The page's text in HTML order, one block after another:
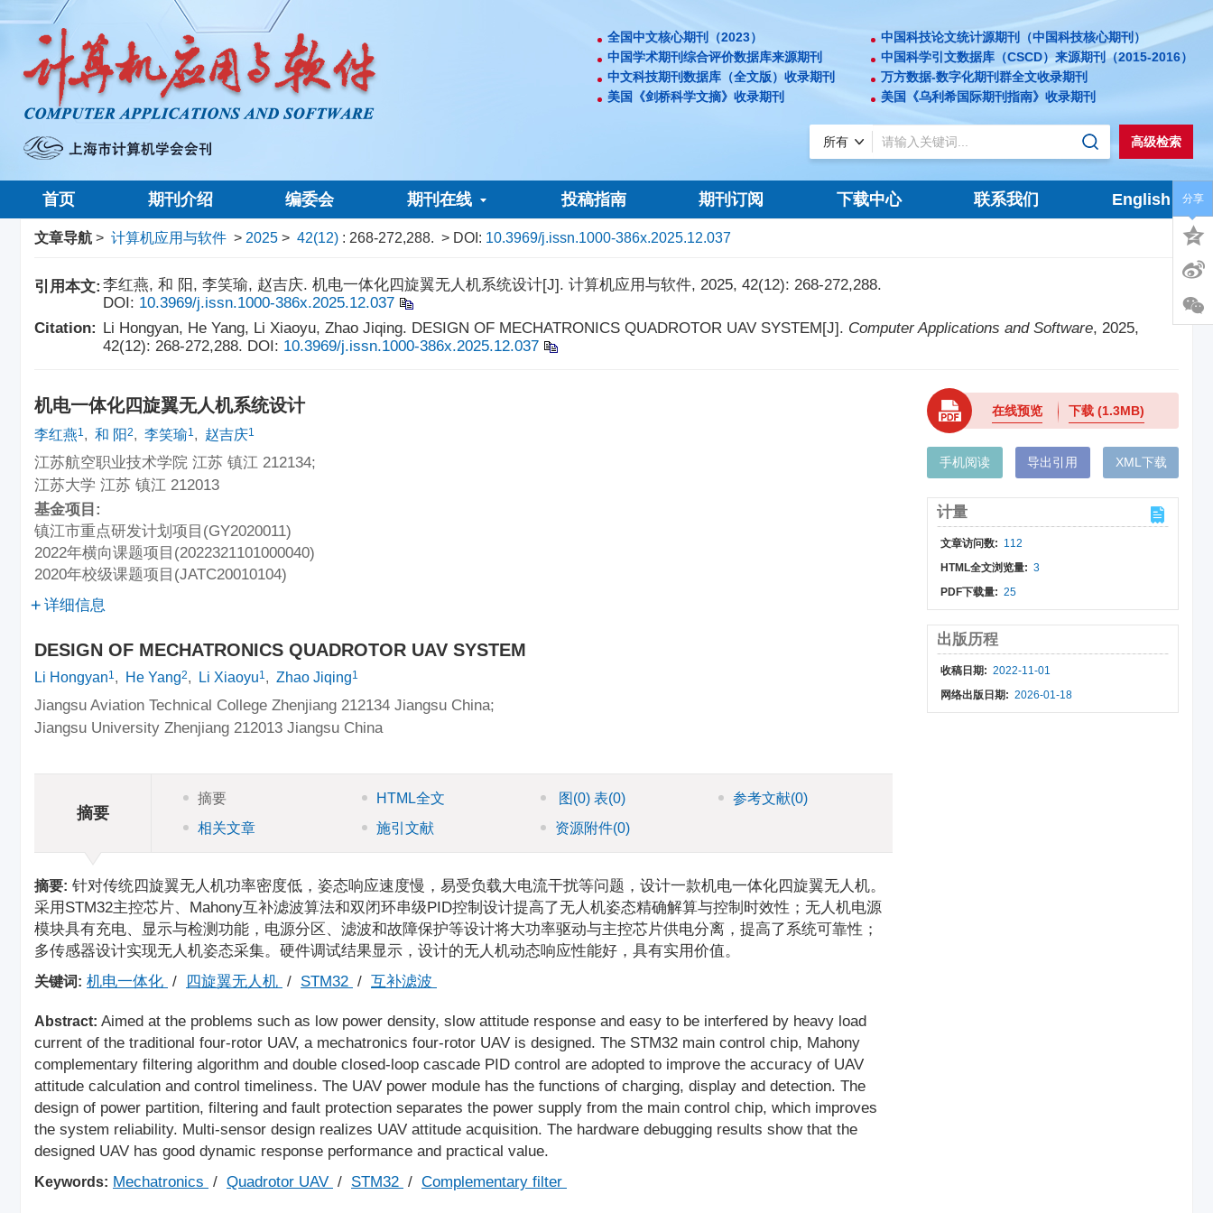
中国科技论文统计源期刊（中国科技核心期刊）
中国科学引文数据库（CSCD）来源期刊（2015-2016）
万方数据-数字化期刊群全文收录期刊
美国《乌利希国际期刊指南》收录期刊
全国中文核心期刊（2023）
中国学术期刊综合评价数据库来源期刊
中文科技期刊数据库（全文版）收录期刊
美国《剑桥科学文摘》收录期刊
高级检索
首页 期刊介绍 编委会 期刊在线 投稿指南 期刊订阅 下载中心 联系我们 English
文章导航 > 计算机应用与软件 > 2025 > 42(12) : 268-272,288. > DOI: 10.3969/j.issn.1000-386x.2025.12.037
引用本文: 李红燕, 和 阳, 李笑瑜, 赵吉庆. 机电一体化四旋翼无人机系统设计[J]. 计算机应用与软件, 2025, 42(12): 268-272,288.
DOI: 10.3969/j.issn.1000-386x.2025.12.037
Citation: Li Hongyan, He Yang, Li Xiaoyu, Zhao Jiqing. DESIGN OF MECHATRONICS QUADROTOR UAV SYSTEM[J]. Computer Applications and Software, 2025,
42(12): 268-272,288. DOI: 10.3969/j.issn.1000-386x.2025.12.037
机电一体化四旋翼无人机系统设计
李红燕1, 和 阳2, 李笑瑜1, 赵吉庆1
江苏航空职业技术学院 江苏 镇江 212134;
江苏大学 江苏 镇江 212013
基金项目:
镇江市重点研发计划项目(GY2020011)
2022年横向课题项目(2022321101000040)
2020年校级课题项目(JATC20010104)
详细信息
DESIGN OF MECHATRONICS QUADROTOR UAV SYSTEM
Li Hongyan1, He Yang2, Li Xiaoyu1, Zhao Jiqing1
Jiangsu Aviation Technical College Zhenjiang 212134 Jiangsu China;
Jiangsu University Zhenjiang 212013 Jiangsu China
摘要
摘要 HTML全文 图 (0)表(0) 参考文献(0)
相关文章
施引文献 资源附件(0)
摘要: 针对传统四旋翼无人机功率密度低，姿态响应速度慢，易受负载大电流干扰等问题，设计一款机电一体化四旋翼无人机。
采用STM32主控芯片、Mahony互补滤波算法和双闭环串级PID控制设计提高了无人机姿态精确解算与控制时效性；无人机电源
模块具有充电、显示与检测功能，电源分区、滤波和故障保护等设计将大功率驱动与主控芯片供电分离，提高了系统可靠性；
多传感器设计实现无人机姿态采集。硬件调试结果显示，设计的无人机动态响应性能好，具有实用价值。
关键词: 机电一体化 / 四旋翼无人机 / STM32 / 互补滤波
Abstract: Aimed at the problems such as low power density, slow attitude response and easy to be interfered by heavy load
current of the traditional four-rotor UAV, a mechatronics four-rotor UAV is designed. The STM32 main control chip, Mahony
complementary filtering algorithm and double closed-loop cascade PID control are adopted to improve the accuracy of UAV
attitude calculation and control timeliness. The UAV power module has the functions of charging, display and detection. The
design of power partition, filtering and fault protection separates the power supply from the main control chip, which improves
the system reliability. Multi-sensor design realizes UAV attitude acquisition. The hardware debugging results show that the
designed UAV has good dynamic response performance and practical value.
Keywords: Mechatronics / Quadrotor UAV / STM32 / Complementary filter
在线预览 下载(1.3MB)
手机阅读 导出引用 XML下载
计量
文章访问数: 112
HTML全文浏览量: 3
PDF下载量: 25
出版历程
收稿日期: 2022-11-01
网络出版日期: 2026-01-18
分享